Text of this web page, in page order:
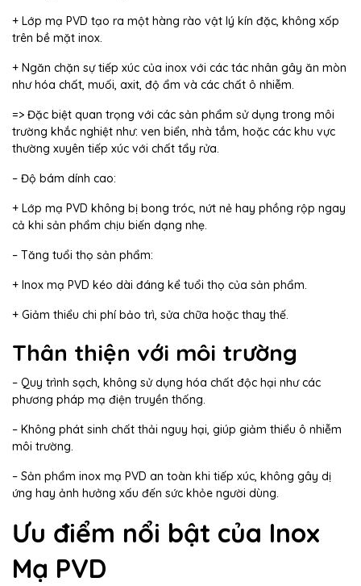
+ Lớp mạ PVD tạo ra một hàng rào vật lý kín đặc, không xốp
trên bề mặt inox.
+ Ngăn chặn sự tiếp xúc của inox với các tác nhân gây ăn mòn
như hóa chất, muối, axit, độ ẩm và các chất ô nhiễm.
=> Đặc biệt quan trọng với các sản phẩm sử dụng trong môi
trường khắc nghiệt như: ven biển, nhà tắm, hoặc các khu vực
thường xuyên tiếp xúc với chất tẩy rửa.
– Độ bám dính cao:
+ Lớp mạ PVD không bị bong tróc, nứt nẻ hay phồng rộp ngay
cả khi sản phẩm chịu biến dạng nhẹ.
– Tăng tuổi thọ sản phẩm:
+ Inox mạ PVD kéo dài đáng kể tuổi thọ của sản phẩm.
+ Giảm thiểu chi phí bảo trì, sửa chữa hoặc thay thế.
Thân thiện với môi trường
– Quy trình sạch, không sử dụng hóa chất độc hại như các
phương pháp mạ điện truyền thống.
– Không phát sinh chất thải nguy hại, giúp giảm thiểu ô nhiễm
môi trường.
– Sản phẩm inox mạ PVD an toàn khi tiếp xúc, không gây dị
ứng hay ảnh hưởng xấu đến sức khỏe người dùng.
Ưu điểm nổi bật của Inox
Mạ PVD